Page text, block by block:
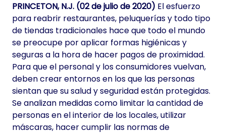
PRINCETON, N.J. (02 de julio de 2020) El esfuerzo
para reabrir restaurantes, peluquerías y todo tipo
de tiendas tradicionales hace que todo el mundo
se preocupe por aplicar formas higiénicas y
seguras a la hora de hacer pagos de proximidad.
Para que el personal y los consumidores vuelvan,
deben crear entornos en los que las personas
sientan que su salud y seguridad están protegidas.
Se analizan medidas como limitar la cantidad de
personas en el interior de los locales, utilizar
máscaras, hacer cumplir las normas de